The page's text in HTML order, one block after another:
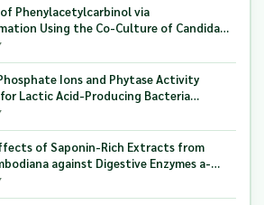
Phenylacetylcarbinol via
Using the Co-Culture of Candida
5306 and Saccharomyces cerevisiae
the Biocatalyst
Ions and Phytase Activity
Lactic Acid-Producing Bacteria
and Whitening Stages Rice Bran as
of Saponin-Rich Extracts from
against Digestive Enzymes a-
Pancreatic Lipase